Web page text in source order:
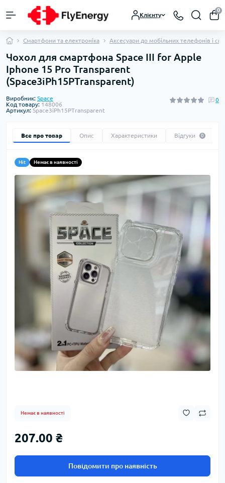
Клієнту
0
Смартфони та електроніка Аксесуари до мобільних телефонів і
Чохол для смартфона Space III for Apple
Iphone 15 Pro Transparent
(Space3iPh15PTransparent)
Виробник: Space
Код товару: 148006
Артикул: Space3iPh15PTransparent
0
Все про товар Опис Характеристики Відгуки 0
Hit Немає в наявності
Немає в наявності
207.00 ₴
Повідомити про наявність